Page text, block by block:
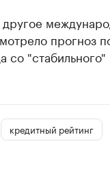
прогноз
"cтабильного"
кредитный рейтинг